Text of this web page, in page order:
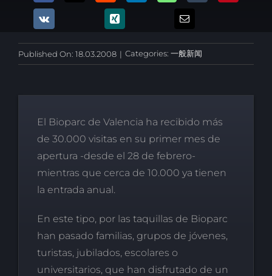
Published On: 18.03.2008 | Categories: 一般新闻
El Bioparc de Valencia ha recibido más
de 30.000 visitas en su primer mes de
apertura -desde el 28 de febrero-
mientras que cerca de 10.000 ya tienen
la entrada anual.
En este tipo, por las taquillas de Bioparc
han pasado familias, grupos de jóvenes,
turistas, jubilados, escolares o
universitarios, que han disfrutado de un